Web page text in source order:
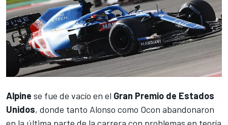
Alpine se fue de vacío en el Gran Premio de Estados
Unidos, donde tanto Alonso como Ocon abandonaron